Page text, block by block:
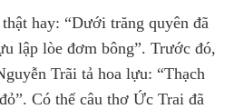
hay: “Dưới trăng quyên đã
lập lòe đơm bông”. Trước đó,
Trãi tả hoa lựu: “Thạch
Có thể câu thơ Ức Trai đã